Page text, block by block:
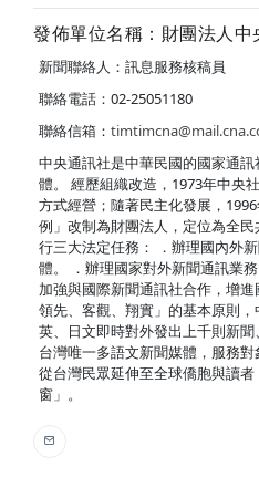
發佈單位名稱：財團法人中
新聞聯絡人：訊息服務核稿員
聯絡電話：02-25051180
聯絡信箱：
中央通訊社是中華民國的國家通
體。 經歷組織改造，1973年中央
方式經營；隨著民主化發展，
例」改制為財團法人，定位為全
行三大法定任務： ．辦理國內外
體。 ．辦理國家對外新聞通訊業
加強與國際新聞通訊社合作，增進
領先、客觀、翔實」的基本原則，
英、日文即時對外發出上千則新
台灣唯一多語文新聞媒體，服務
從台灣民眾延伸至全球僑胞與讀
窗」。